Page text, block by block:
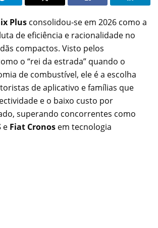
Plus consolidou-se em 2026 como a
de eficiência e racionalidade no
compactos. Visto pelos
o “rei da estrada” quando o
de combustível, ele é a escolha
de aplicativo e famílias que
e o baixo custo por
superando concorrentes como
e Fiat Cronos em tecnologia